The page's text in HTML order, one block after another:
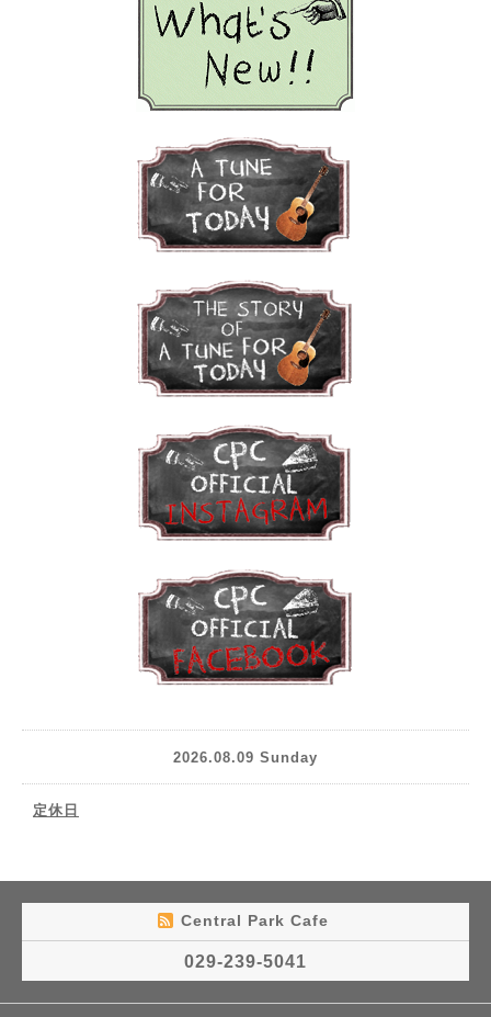
2026.08.09 Sunday
定休日
Central Park Cafe
029-239-5041